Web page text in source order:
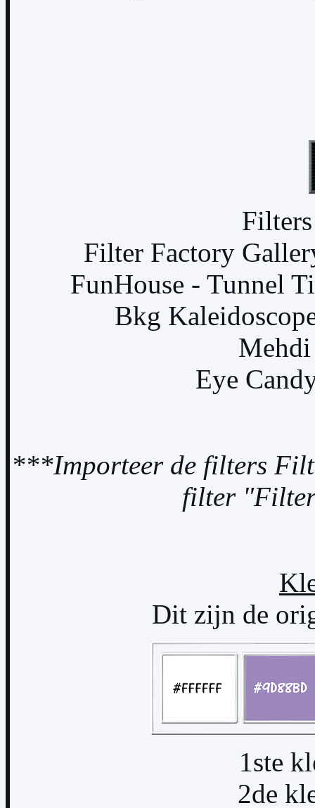
Filter Factory
FunHouse - Tunnel
Bkg
Eye
***Importeer de filters
filter
Dit zijn de
1ste
2de